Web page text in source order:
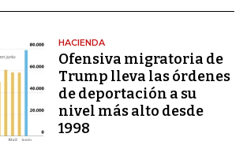
HACIENDA
Ofensiva migratoria de
Trump lleva las órdenes
de deportación a su
nivel más alto desde
1998